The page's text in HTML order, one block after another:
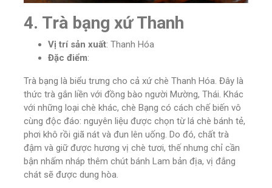
4. Trà bạng xứ Thanh
Vị trí sản xuất: Thanh Hóa
Đặc điểm:
Trà bạng là biểu trưng cho cả xứ chè Thanh Hóa. Đây là
thức trà gắn liền với đồng bào người Mường, Thái. Khác
với những loại chè khác, chè Bạng có cách chế biến vô
cùng độc đáo: nguyên liệu được chọn từ lá chè bánh tẻ,
phơi khô rồi giã nát và đun lên uống. Do đó, chất trà
đậm và giữ được hương vị chè tươi, thế nhưng chỉ cần
bận nhấm nháp thêm chút bánh Lam bản địa, vị đắng
chát sẽ được dung hòa.